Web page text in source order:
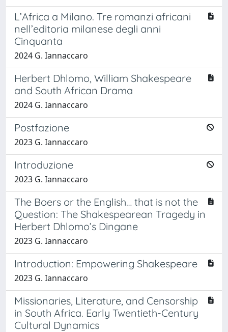
L’Africa a Milano. Tre romanzi africani
nell’editoria milanese degli anni
Cinquanta
2024 G. Iannaccaro
Herbert Dhlomo, William Shakespeare
and South African Drama
2024 G. Iannaccaro
Postfazione
2023 G. Iannaccaro
Introduzione
2023 G. Iannaccaro
The Boers or the English… that is not the
Question: The Shakespearean Tragedy in
Herbert Dhlomo’s Dingane
2023 G. Iannaccaro
Introduction: Empowering Shakespeare
2023 G. Iannaccaro
Missionaries, Literature, and Censorship
in South Africa. Early Twentieth-Century
Cultural Dynamics